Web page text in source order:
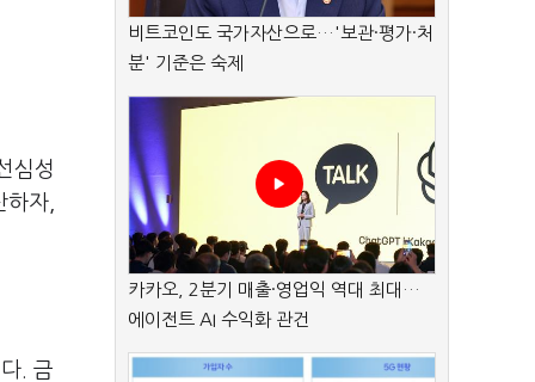
심성
자,
. 금
비트코인도 국가자산으로…'보관·평가·처
분' 기준은 숙제
카카오, 2분기 매출·영업익 역대 최대…
에이전트 AI 수익화 관건